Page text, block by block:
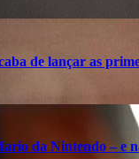
de lançar as
da Nintendo – e